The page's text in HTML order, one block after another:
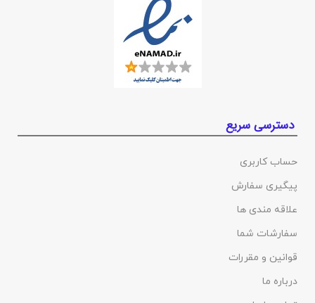
دسترسی سریع
حساب کاربری
پیگیری سفارش
علاقه مندی ها
سفارشات شما
قوانین و مقررات
درباره ما